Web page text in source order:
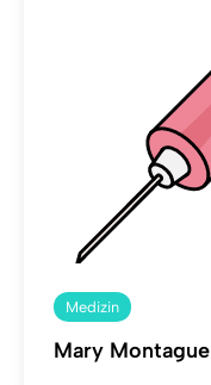
Medizin
Mary Montague